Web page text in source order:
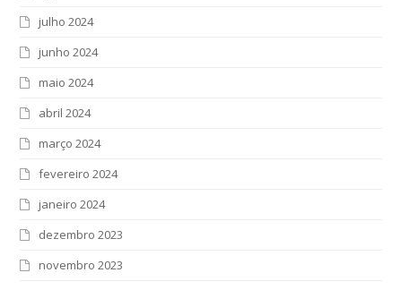
julho 2024
junho 2024
maio 2024
abril 2024
março 2024
fevereiro 2024
janeiro 2024
dezembro 2023
novembro 2023